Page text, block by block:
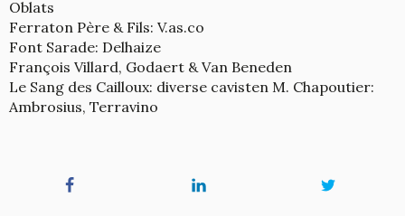
Oblats
Ferraton Père & Fils: V.as.co
Font Sarade: Delhaize
François Villard, Godaert & Van Beneden
Le Sang des Cailloux: diverse cavisten M. Chapoutier:
Ambrosius, Terravino